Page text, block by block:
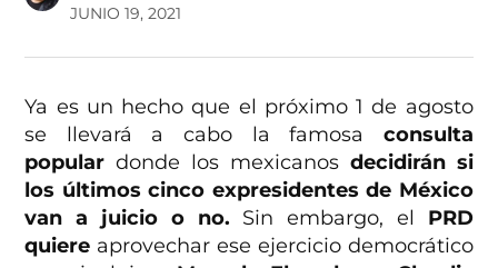
JUNIO 19, 2021
Ya es un hecho que el próximo 1 de agosto
se llevará a cabo la famosa consulta
popular donde los mexicanos decidirán si
los últimos cinco expresidentes de México
van a juicio o no. Sin embargo, el PRD
quiere aprovechar ese ejercicio democrático